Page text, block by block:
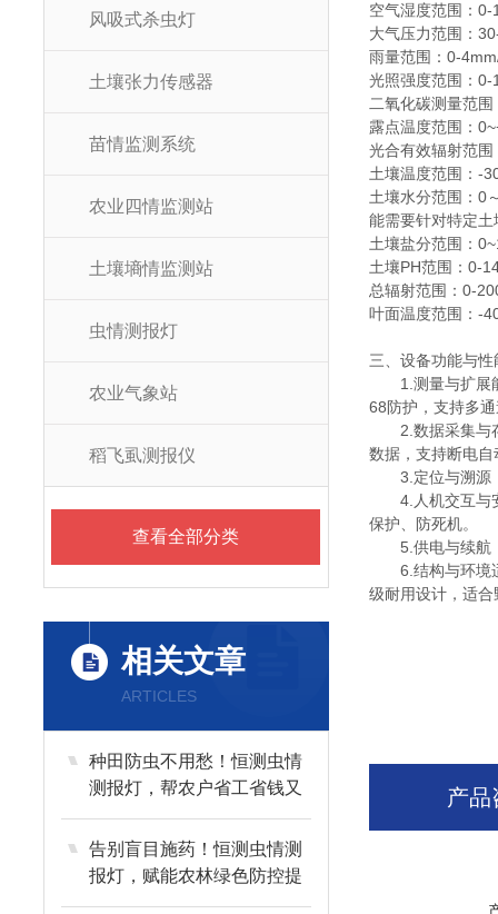
风吸式杀虫灯
土壤张力传感器
苗情监测系统
农业四情监测站
土壤墒情监测站
虫情测报灯
农业气象站
稻飞虱测报仪
查看全部分类
相关文章
ARTICLES
种田防虫不用愁！恒测虫情
测报灯，帮农户省工省钱又
增产
告别盲目施药！恒测虫情测
报灯，赋能农林绿色防控提
质增效
空气湿度范围：
大气压力范围：
雨量范围：0-
光照强度范围：
二氧化碳测量范
露点温度范围
光合有效辐射范
土壤温度范围：
土壤水分范围：0
能需要针对特定
土壤盐分范围：
土壤PH范围：
总辐射范围：0-
叶面温度范围
三、设备功能与性
1.测量与扩展
68防护，支持多
2.数据采集与
数据，支持断电
3.定位与溯源
4.人机交互与
保护、防死机。
5.供电与续航
6.结构与环境
级耐用设计，适
产品